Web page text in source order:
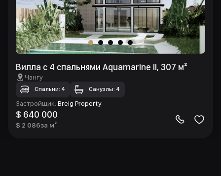
Вилла с 4 спальнями Aquamarine II, 307 м²
Чангу
Спальни: 4 Санузлы: 4
Застройщик: Breig Property
$ 640 000
$ 2 086за м²